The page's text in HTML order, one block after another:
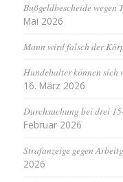
Bußgeldbescheide
Mai 2026
Mann wird falsch der
Hundehalter können sich
16. März 2026
Durchsuchung bei drei
Februar 2026
Strafanzeige gegen
2026